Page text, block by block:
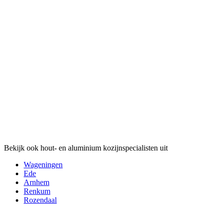
Bekijk ook hout- en aluminium kozijnspecialisten uit
Wageningen
Ede
Arnhem
Renkum
Rozendaal